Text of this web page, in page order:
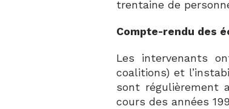
trentaine de
Compte-rendu des
Les intervenants
coalitions) et
sont régulièrement
cours des années